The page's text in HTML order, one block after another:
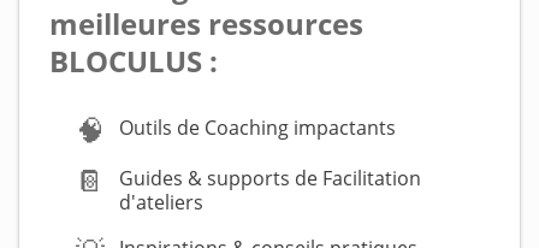
meilleures ressources
BLOCULUS :
🧠
Outils de Coaching impactants
📔
Guides & supports de Facilitation
d'ateliers